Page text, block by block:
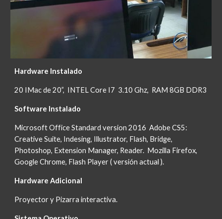
Hardware Instalado
20 IMac de 20”,  INTEL Core I7  3.10 Ghz,  RAM 8GB DDR3
Software Instalado
Microsoft Office Standard version 2016  Adobe CS5:
Creative Suite, Indesing, Illustrator, Flash, Bridge,
Photoshop, Extension Manager, Reader.  Mozilla Firefox,
Google Chrome, Flash Player ( versión actual ).
Hardware Adicional
Proyector y Pizarra interactiva.